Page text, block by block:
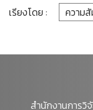
เรียงโดย :
สำนักงานการวิ